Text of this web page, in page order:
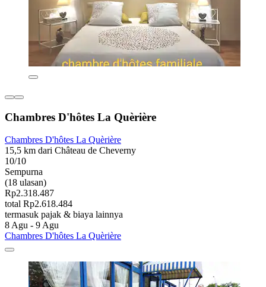
Chambres D'hôtes La Quèrière
Chambres D'hôtes La Quèrière
15,5 km dari Château de Cheverny
10/10
Sempurna
(18 ulasan)
Rp2.318.487
total Rp2.618.484
termasuk pajak & biaya lainnya
8 Agu - 9 Agu
Chambres D'hôtes La Quèrière